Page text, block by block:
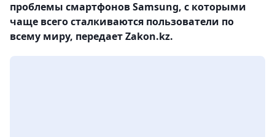
проблемы смартфонов Samsung, с которыми
чаще всего сталкиваются пользователи по
всему миру, передает Zakon.kz.